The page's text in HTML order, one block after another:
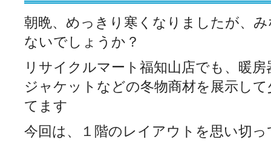
朝晩、めっきり寒くなりましたが、
ないでしょうか？
リサイクルマート福知山店でも、暖
ジャケットなどの冬物商材を展示し
てます
今回は、１階のレイアウトを思い切